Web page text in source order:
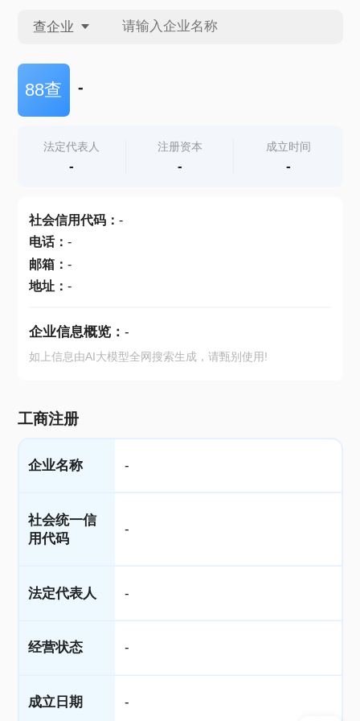
查企业
查企业
查产地
88查 -
法定代表人
-
注册资本
-
成立时间
-
社会信用代码： -
电话： -
邮箱： -
地址： -
企业信息概览： -
如上信息由AI大模型全网搜索生成，请甄别使用!
工商注册
企业名称 -
社会统一信
用代码
-
法定代表人 -
经营状态 -
成立日期 -